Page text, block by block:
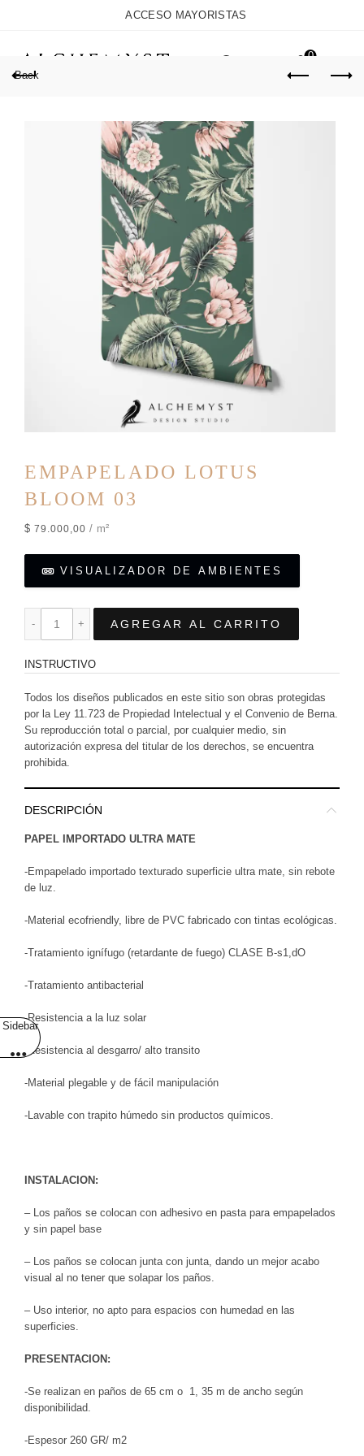
ACCESO MAYORISTAS
0
Back
EMPAPELADO LOTUS
BLOOM 03
$ 79.000,00 / m²
VISUALIZADOR DE AMBIENTES
AGREGAR AL CARRITO
INSTRUCTIVO
Todos los diseños publicados en este sitio son obras protegidas
por la Ley 11.723 de Propiedad Intelectual y el Convenio de Berna.
Su reproducción total o parcial, por cualquier medio, sin
autorización expresa del titular de los derechos, se encuentra
prohibida.
DESCRIPCIÓN
PAPEL IMPORTADO ULTRA MATE
-Empapelado importado texturado superficie ultra mate, sin rebote
de luz.
-Material ecofriendly, libre de PVC fabricado con tintas ecológicas.
-Tratamiento ignífugo (retardante de fuego) CLASE B-s1,dO
-Tratamiento antibacterial
-Resistencia a la luz solar
-Resistencia al desgarro/ alto transito
-Material plegable y de fácil manipulación
-Lavable con trapito húmedo sin productos químicos.
INSTALACION:
– Los paños se colocan con adhesivo en pasta para empapelados
y sin papel base
– Los paños se colocan junta con junta, dando un mejor acabo
visual al no tener que solapar los paños.
– Uso interior, no apto para espacios con humedad en las
superficies.
PRESENTACION:
-Se realizan en paños de 65 cm o 1, 35 m de ancho según
disponibilidad.
-Espesor 260 GR/ m2
Sidebar